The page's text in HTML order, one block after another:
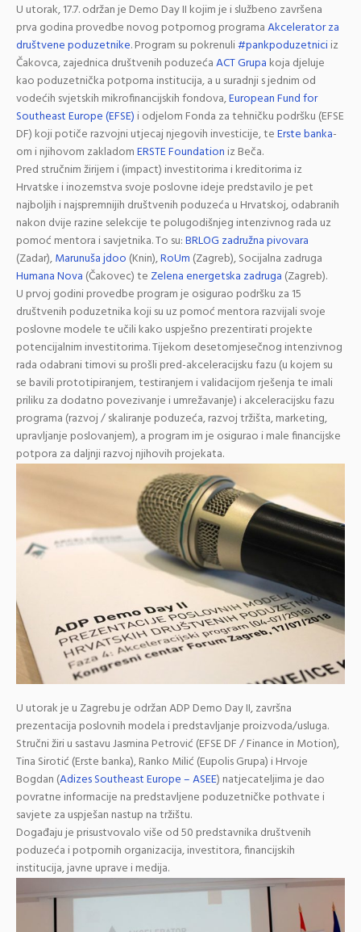
U utorak, 17.7. održan je Demo Day II kojim je i službeno završena
prva godina provedbe novog potpornog programaAkcelerator za
društvene poduzetnike. Program su pokrenuli#pankpoduzetniciiz
Čakovca, zajednica društvenih poduzećaACT Grupa koja djeluje
kao poduzetnička potporna institucija, a u suradnji s jednim od
vodećih svjetskih mikrofinancijskih fondova,European Fund for
Southeast Europe (EFSE) i odjelom Fonda za tehničku podršku (EFSE
DF) koji potiče razvojni utjecaj njegovih investicije, teErste banka-
om i njihovom zakladomERSTE Foundation iz Beča.
Pred stručnim žirijem i (impact) investitorima i kreditorima iz
Hrvatske i inozemstva svoje poslovne ideje predstavilo je pet
najboljih i najspremnijih društvenih poduzeća u Hrvatskoj,odabranih
nakon dvije razine selekcije te polugodišnjeg intenzivnog rada uz
pomoć mentora i savjetnika. To su:BRLOG zadružna pivovara
(Zadar),Marunuša jdoo (Knin),RoUm (Zagreb),Socijalna zadruga
Humana Nova (Čakovec) te Zelena energetska zadruga (Zagreb).
U prvoj godini provedbe program je osigurao podršku za 15
društvenih poduzetnika koji su uz pomoć mentora razvijali svoje
poslovne modele te učili kako uspješno prezentirati projekte
potencijalnim investitorima. Tijekom desetomjesečnog intenzivnog
rada odabrani timovi su prošlipred-akceleracijsku fazu (u kojem su
se bavili prototipiranjem, testiranjem i validacijom rješenja te imali
priliku za dodatno povezivanje i umrežavanje) iakceleracijsku fazu
programa (razvoj / skaliranje poduzeća, razvoj tržišta, marketing,
upravljanje poslovanjem), a program im je osigurao imale financijske
potpora za daljnji razvoj njihovih projekata.
U utorak je u Zagrebu je održanADP Demo Day II, završna
prezentacija poslovnih modela i predstavljanje proizvoda/usluga.
Stručni žiri u sastavuJasmina Petrović (EFSE DF / Finance in Motion),
Tina Sirotić (Erste banka),Ranko Milić (Eupolis Grupa) iHrvoje
Bogdan (Adizes Southeast Europe – ASEE) natjecateljima je dao
povratne informacije na predstavljene poduzetničke pothvate i
savjete za uspješan nastup na tržištu.
Događaju je prisustvovalo više od 50 predstavnika društvenih
poduzeća i potpornih organizacija, investitora, financijskih
institucija, javne uprave i medija.